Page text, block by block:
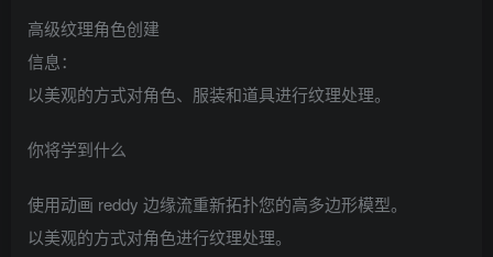
高级纹理角色创建
信息：
以美观的方式对角色、服装和道具进行纹理处理。
你将学到什么
使用动画 reddy 边缘流重新拓扑您的高多边形模型。
以美观的方式对角色进行纹理处理。